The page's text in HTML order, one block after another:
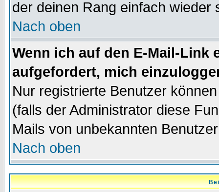
der deinen Rang einfach wieder
Nach oben
Wenn ich auf den E-Mail-Link
aufgefordert, mich
Nur registrierte Benutzer
(falls der Administrator diese
Mails von unbekannten
Nach oben